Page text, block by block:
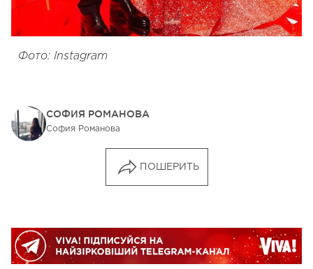
Фото: Instagram
СОФИЯ РОМАНОВА
София Романова
ПОШЕРИТЬ